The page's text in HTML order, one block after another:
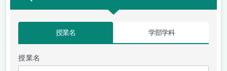
授業名 学部学科
授業名